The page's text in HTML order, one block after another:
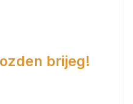
brijeg!